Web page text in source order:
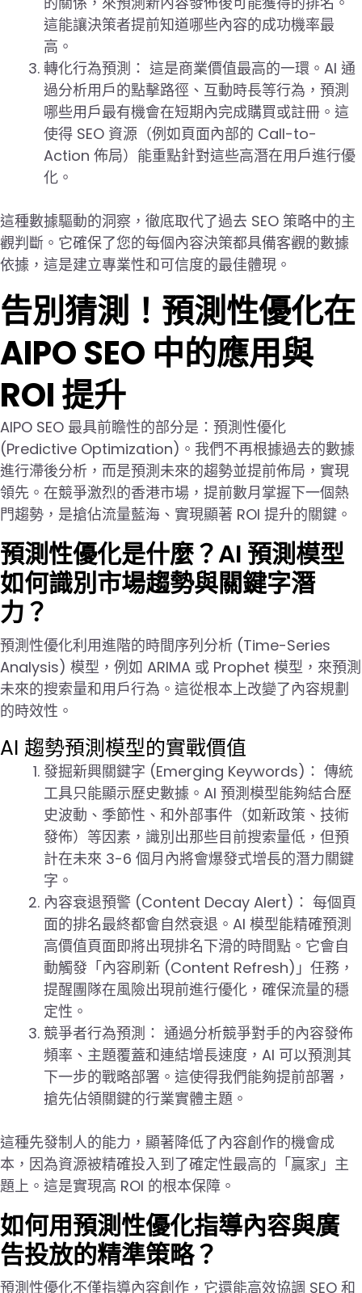
這能讓決策者提前知道哪些內容的成功機率最
高。
轉化行為預測： 這是商業價值最高的一環。AI 通
過分析用戶的點擊路徑、互動時長等行為，預測
哪些用戶最有機會在短期內完成購買或註冊。這
使得 SEO 資源（例如頁面內部的 Call-to-
Action 佈局）能重點針對這些高潛在用戶進行優
化。
這種數據驅動的洞察，徹底取代了過去 SEO 策略中的主
觀判斷。它確保了您的每個內容決策都具備客觀的數據
依據，這是建立專業性和可信度的最佳體現。
告別猜測！預測性優化在
AIPO SEO 中的應用與
ROI 提升
AIPO SEO 最具前瞻性的部分是：預測性優化
(Predictive Optimization)。我們不再根據過去的數據
進行滯後分析，而是預測未來的趨勢並提前佈局，實現
領先。在競爭激烈的香港市場，提前數月掌握下一個熱
門趨勢，是搶佔流量藍海、實現顯著 ROI 提升的關鍵。
預測性優化是什麼？AI 預測模型
如何識別市場趨勢與關鍵字潛
力？
預測性優化利用進階的時間序列分析 (Time-Series
Analysis) 模型，例如 ARIMA 或 Prophet 模型，來預測
未來的搜索量和用戶行為。這從根本上改變了內容規劃
的時效性。
AI 趨勢預測模型的實戰價值
發掘新興關鍵字 (Emerging Keywords)： 傳統
工具只能顯示歷史數據。AI 預測模型能夠結合歷
史波動、季節性、和外部事件（如新政策、技術
發佈）等因素，識別出那些目前搜索量低，但預
計在未來 3-6 個月內將會爆發式增長的潛力關鍵
字。
內容衰退預警 (Content Decay Alert)： 每個頁
面的排名最終都會自然衰退。AI 模型能精確預測
高價值頁面即將出現排名下滑的時間點。它會自
動觸發「內容刷新 (Content Refresh)」任務，
提醒團隊在風險出現前進行優化，確保流量的穩
定性。
競爭者行為預測： 通過分析競爭對手的內容發佈
頻率、主題覆蓋和連結增長速度，AI 可以預測其
下一步的戰略部署。這使得我們能夠提前部署，
搶先佔領關鍵的行業實體主題。
這種先發制人的能力，顯著降低了內容創作的機會成
本，因為資源被精確投入到了確定性最高的「贏家」主
題上。這是實現高 ROI 的根本保障。
如何用預測性優化指導內容與廣
告投放的精準策略？
預測性優化不僅指導內容創作，它還能高效協調 SEO 和